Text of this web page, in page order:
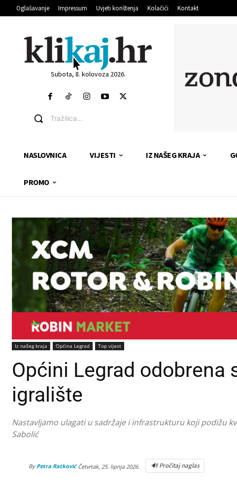
Oglašavanje Impressum Uvjeti korištenja Kolačići Kontakt
Subota, 8. kolovoza 2026.
Tražilica...
NASLOVNICA VIJESTI IZ NAŠEG KRAJA
PROMO
Iz našeg kraja Općina Legrad Top vijest
Općini Legrad odobrena
igralište
Nastavljamo ulagati u sadržaje i infrastrukturu koji podižu
Sabolić
By Petra Ratković Četvrtak, 25. lipnja 2026. 🔊 Pročitaj naglas